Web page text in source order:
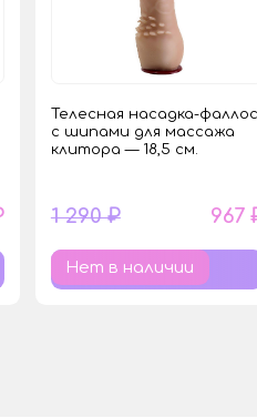
Телесная насадка-фаллос
с шипами для массажа
клитора — 18,5 см.
1 290 ₽ 967
Нет в наличии